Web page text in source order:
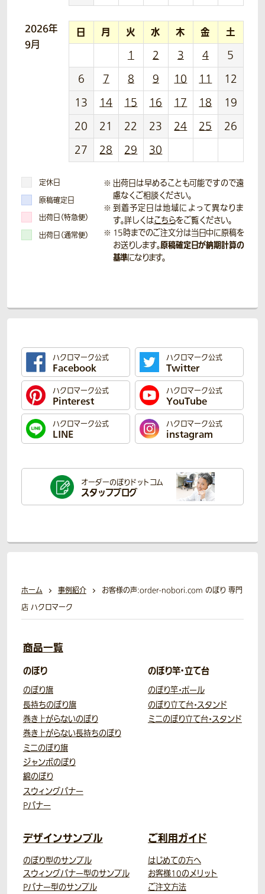
2026年
9月
日 月 火 水 木 金 土
1 2 3 4
5
6
7 8 9 10 11
12
13
14 15 16 17 18
19
20
21 22 23 24 25
26
27
28 29 30
定休日
原稿確定日
出荷日（特急便）
出荷日（通常便）
出荷日は早めることも可能ですので遠
慮なくご相談ください。
到着予定日は地域によって異なりま
す。詳しくはこちらをご覧ください。
15時までのご注文分は当日中に原稿を
お送りします。原稿確定日が納期計算の
基準になります。
ハクロマーク公式
Facebook
ハクロマーク公式
Twitter
ハクロマーク公式
Pinterest
ハクロマーク公式
YouTube
ハクロマーク公式
LINE
ハクロマーク公式
instagram
オーダーのぼりドットコム
スタッフブログ
ホーム 事例紹介
お客様の声:order-nobori.com のぼり 専門
店 ハクロマーク
商品一覧
のぼり
のぼり旗
長持ちのぼり旗
巻き上がらないのぼり
巻き上がらない長持ちのぼり
ミニのぼり旗
ジャンボのぼり
綿のぼり
スウィングバナー
Pバナー
のぼり竿・立て台
のぼり竿・ポール
のぼり立て台・スタンド
ミニのぼり立て台・スタンド
デザインサンプル
のぼり型のサンプル
スウィングバナー型のサンプル
Pバナー型のサンプル
ご利用ガイド
はじめての方へ
お客様10のメリット
ご注文方法